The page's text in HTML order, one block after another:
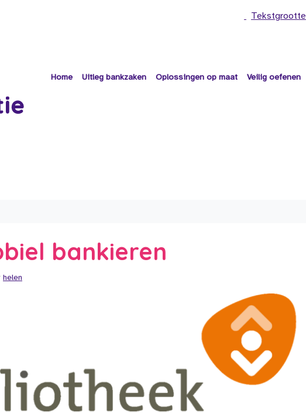
Tekstgrootte
Home Uitleg bankzaken Oplossingen op maat Veilig oefenen
bankieren
helen